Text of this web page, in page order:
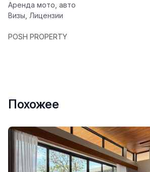
️Аренда мото, авто
️Визы, Лицензии
POSH PROPERTY
Похожее